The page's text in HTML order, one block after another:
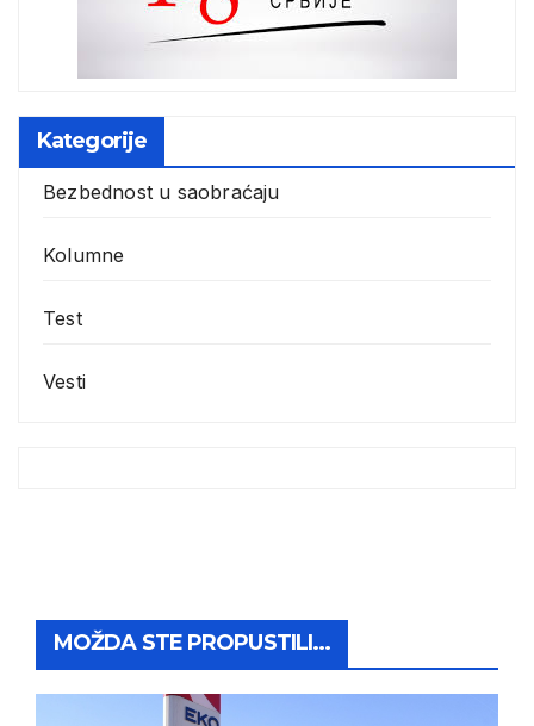
Kategorije
Bezbednost u saobraćaju
Kolumne
Test
Vesti
MOŽDA STE PROPUSTILI...